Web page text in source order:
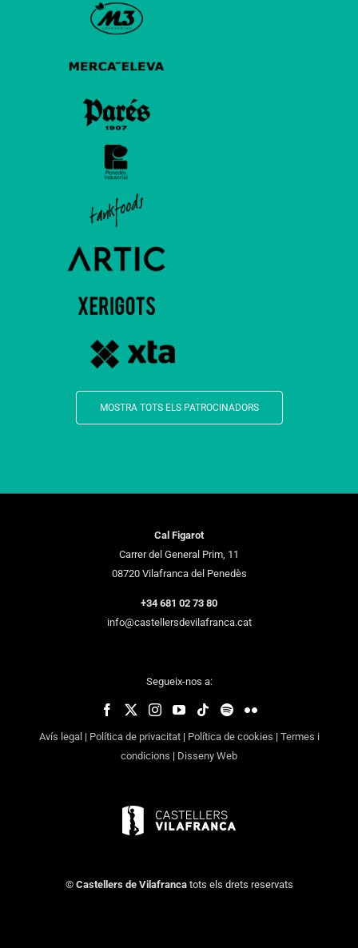
MOSTRA TOTS ELS PATROCINADORS
Cal Figarot
Carrer del General Prim, 11
08720 Vilafranca del Penedès
+34 681 02 73 80
info@castellersdevilafranca.cat
Segueix-nos a:
Avís legal | Política de privacitat| Política de cookies | Termes i
condicions | Disseny Web
© Castellers de Vilafrancatots els drets reservats